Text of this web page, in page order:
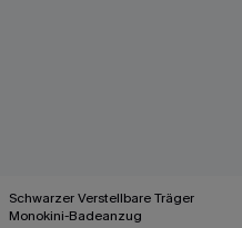
Schwarzer Verstellbare Träger
Monokini-Badeanzug